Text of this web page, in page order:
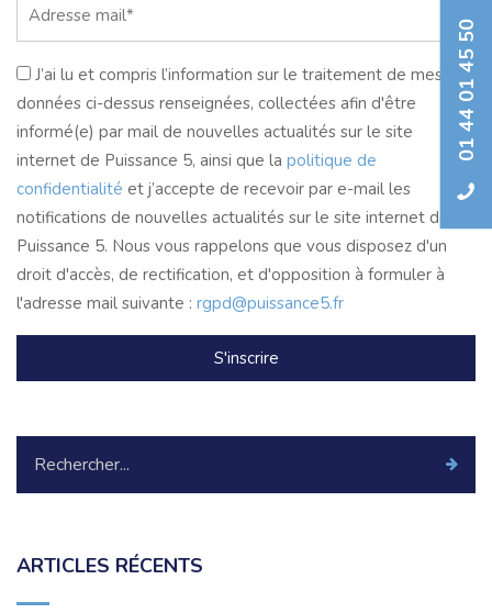
01 44 01 45 50
J’ai lu et compris l’information sur le traitement de mes
données ci-dessus renseignées, collectées afin d'être
informé(e) par mail de nouvelles actualités sur le site
internet de Puissance 5, ainsi que la politique de
confidentialité et j’accepte de recevoir par e-mail les
notifications de nouvelles actualités sur le site internet de
Puissance 5. Nous vous rappelons que vous disposez d'un
droit d'accès, de rectification, et d'opposition à formuler à
l'adresse mail suivante : rgpd@puissance5.fr
ARTICLES RÉCENTS